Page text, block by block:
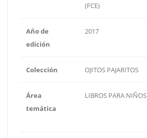
(FCE)
Año de
edición
2017
Colección OJITOS PAJARITOS
Área
temática
LIBROS PARA NIÑOS